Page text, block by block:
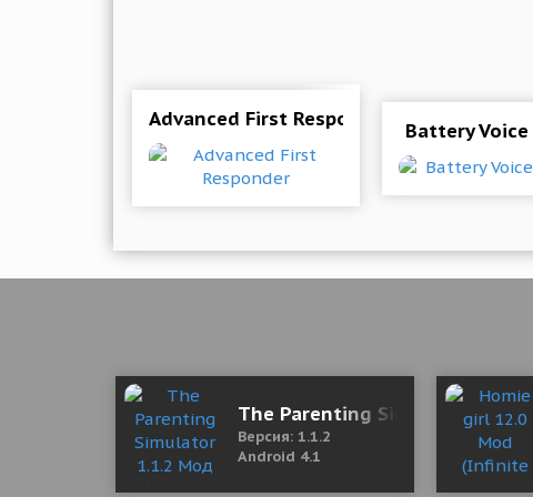
Advanced First Responder Battery
The Parenting Simulator 1.1.2
Версия: 1.1.2
Android 4.1